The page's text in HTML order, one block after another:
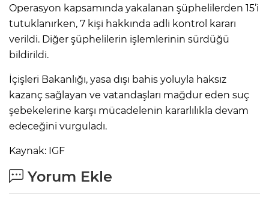
Operasyon kapsamında yakalanan şüphelilerden 15’i
tutuklanırken, 7 kişi hakkında adli kontrol kararı
verildi. Diğer şüphelilerin işlemlerinin sürdüğü
bildirildi.
İçişleri Bakanlığı, yasa dışı bahis yoluyla haksız
kazanç sağlayan ve vatandaşları mağdur eden suç
şebekelerine karşı mücadelenin kararlılıkla devam
edeceğini vurguladı.
Kaynak: IGF
Yorum Ekle